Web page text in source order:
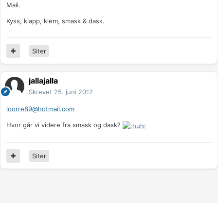
Mail.
Kyss, klapp, klem, smask & dask.
Siter
jallajalla
Skrevet 25. juni 2012
loorre89@hotmail.com
Hvor går vi videre fra smask og dask?
Siter